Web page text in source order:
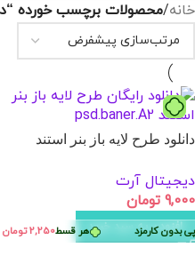
خانه/محصولات برچسب خورده
هر قسط2,250تومان بدون کارمزد
دانلود طرح لایه باز بنر استند
دیجیتال آرت
9,000 تومان
افزودن به سبد خرید